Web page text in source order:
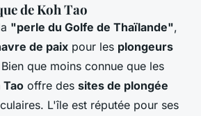
de Koh Tao
"perle du Golfe de Thaïlande",
de paix pour les plongeurs
que moins connue que les
Tao offre des sites de plongée
L'île est réputée pour ses